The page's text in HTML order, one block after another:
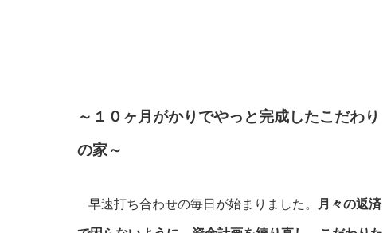
～ １０ヶ月がかりでやっと完成したこだわり
の家～
早速打ち合わせの毎日が始まりました。 月々の返済